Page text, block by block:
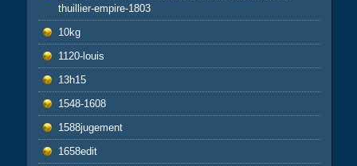
thuillier-empire-1803
10kg
1120-louis
13h15
1548-1608
1588jugement
1658edit